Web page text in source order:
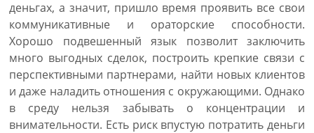
деньгах, а значит, пришло время проявить все свои
коммуникативные и ораторские способности.
Хорошо подвешенный язык позволит заключить
много выгодных сделок, построить крепкие связи с
перспективными партнерами, найти новых клиентов
и даже наладить отношения с окружающими. Однако
в среду нельзя забывать о концентрации и
внимательности. Есть риск впустую потратить деньги